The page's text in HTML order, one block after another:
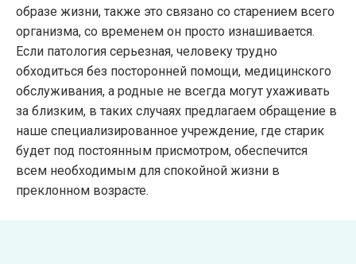
образе жизни, также это связано со старением всего
организма, со временем он просто изнашивается.
Если патология серьезная, человеку трудно
обходиться без посторонней помощи, медицинского
обслуживания, а родные не всегда могут ухаживать
за близким, в таких случаях предлагаем обращение в
наше специализированное учреждение, где старик
будет под постоянным присмотром, обеспечится
всем необходимым для спокойной жизни в
преклонном возрасте.